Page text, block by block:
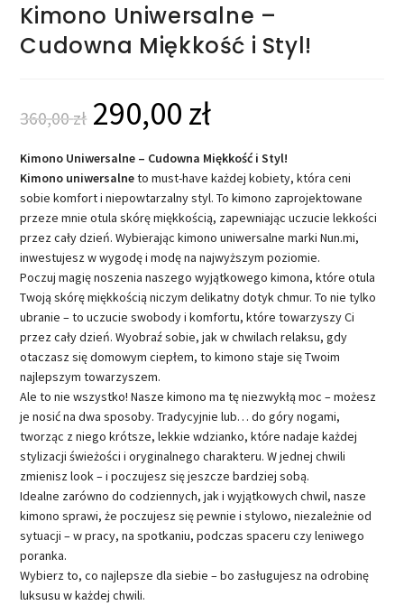
Kimono Uniwersalne –
Cudowna Miękkość i Styl!
360,00zł 290,00 zł
Kimono Uniwersalne – Cudowna Miękkość i Styl!
Kimono uniwersalneto must-have każdej kobiety, która ceni
sobie komfort i niepowtarzalny styl. To kimono zaprojektowane
przeze mnie otula skórę miękkością, zapewniając uczucie lekkości
przez cały dzień. Wybierając kimono uniwersalne marki Nun.mi,
inwestujesz w wygodę i modę na najwyższym poziomie.
Poczuj magię noszenia naszego wyjątkowego kimona, które otula
Twoją skórę miękkością niczym delikatny dotyk chmur. To nie tylko
ubranie – to uczucie swobody i komfortu, które towarzyszy Ci
przez cały dzień. Wyobraź sobie, jak w chwilach relaksu, gdy
otaczasz się domowym ciepłem, to kimono staje się Twoim
najlepszym towarzyszem.
Ale to nie wszystko! Nasze kimono ma tę niezwykłą moc – możesz
je nosić na dwa sposoby. Tradycyjnie lub… do góry nogami,
tworząc z niego krótsze, lekkie wdzianko, które nadaje każdej
stylizacji świeżości i oryginalnego charakteru. W jednej chwili
zmienisz look – i poczujesz się jeszcze bardziej sobą.
Idealne zarówno do codziennych, jak i wyjątkowych chwil, nasze
kimono sprawi, że poczujesz się pewnie i stylowo, niezależnie od
sytuacji – w pracy, na spotkaniu, podczas spaceru czy leniwego
poranka.
Wybierz to, co najlepsze dla siebie – bo zasługujesz na odrobinę
luksusu w każdej chwili.